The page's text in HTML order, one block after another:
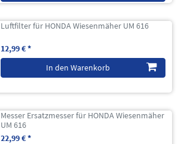
Luftfilter für HONDA Wiesenmäher UM 616
12,99 € *
In den Warenkorb
Messer Ersatzmesser für HONDA Wiesenmäher
UM 616
22,99 € *